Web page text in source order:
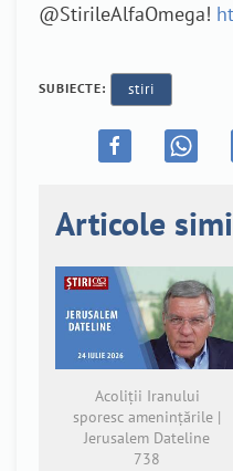
@StirileAlfaOmega!
SUBIECTE: stiri
Articole
Acoliții Iranului
sporesc amenințările |
Jerusalem Dateline
738